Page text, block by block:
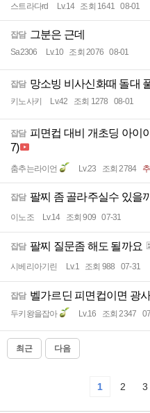
스트라다rd Lv.14 조회 1641 08-01
잡담 그분은 근데
Sa2306 Lv.10 조회 2076 08-01
잡담 망소빙 비사신화때 돌대
키노사키 Lv.42 조회 1278 08-01
잡담 피면컵 대비 개초딩 아이
7)
춤추는라이언 Lv.23 조회 2784
잡담 팔찌 좀 골라주실수 있을
이노조 Lv.14 조회 909 07-31
잡담 팔찌 질문좀 해도 될까요
시베리아기린 Lv.1 조회 988 07-31
잡담 벨가르딘 피면컵이면 광
두키왕을잡아 Lv.16 조회 2347
최근 다음
1 2 3